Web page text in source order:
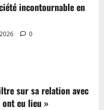
incontournable en
0
sur sa relation avec
ont eu lieu »